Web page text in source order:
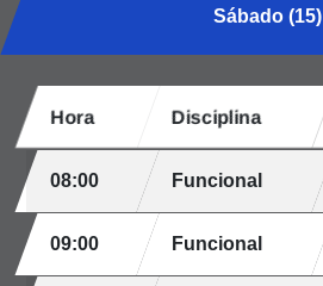
Sábado (15)
Hora Disciplina
08:00 Funcional
09:00 Funcional